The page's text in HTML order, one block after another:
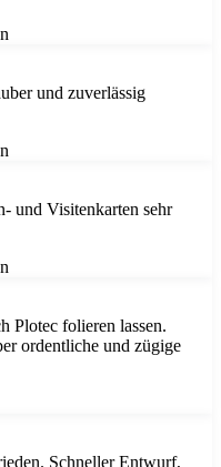
und zuverlässig
und Visitenkarten sehr
Plotec folieren lassen.
ordentliche und zügige
Schneller Entwurf,